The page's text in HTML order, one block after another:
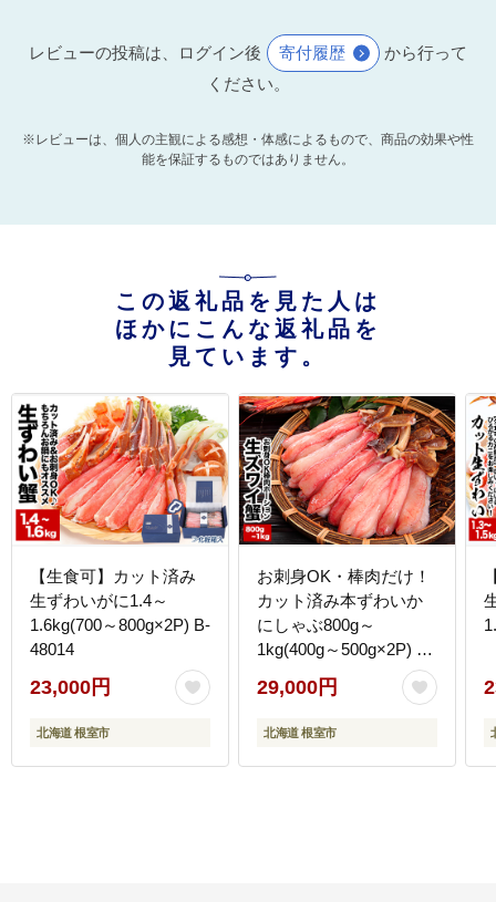
レビューの投稿は、ログイン後 寄付履歴
から行って
ください。
※レビューは、個人の主観による感想・体感によるもので、商品の効果や性
能を保証するものではありません。
この返礼品を見た人は
ほかにこんな返礼品を
見ています。
【生食可】カット済み
生ずわいがに1.4～
1.6kg(700～800g×2P) B-
48014
23,000円
北海道 根室市
お刺身OK・棒肉だけ！
カット済み本ずわいか
にしゃぶ800g～
1kg(400g～500g×2P) C-
29,000円
北海道 根室市